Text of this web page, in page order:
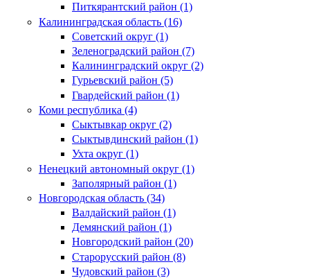
Питкярантский район (1)
Калининградская область (16)
Советский округ (1)
Зеленоградский район (7)
Калининградский округ (2)
Гурьевский район (5)
Гвардейский район (1)
Коми республика (4)
Сыктывкар округ (2)
Сыктывдинский район (1)
Ухта округ (1)
Ненецкий автономный округ (1)
Заполярный район (1)
Новгородская область (34)
Валдайский район (1)
Демянский район (1)
Новгородский район (20)
Старорусский район (8)
Чудовский район (3)